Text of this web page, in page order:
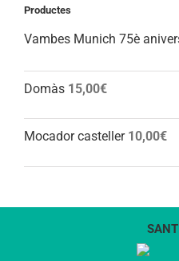
Productes
Vambes Munich 75è
Domàs 15,00€
Mocador casteller 10,00€